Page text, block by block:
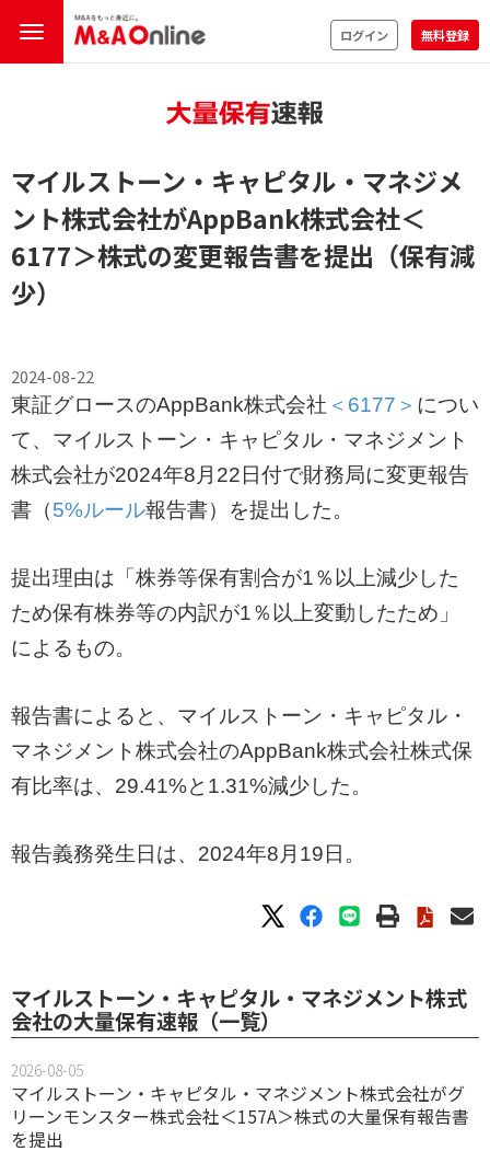
ログイン 無料登録
マイルストーン・キャピタル・マネジメ
ント株式会社がAppBank株式会社＜
6177＞株式の変更報告書を提出（保有減
少）
2024-08-22
東証グロースのAppBank株式会社 ＜6177＞ につい
て、マイルストーン・キャピタル・マネジメント
株式会社が2024年8月22日付で財務局に変更報告
書（5%ルール報告書）を提出した。
提出理由は「株券等保有割合が1％以上減少した
ため保有株券等の内訳が1％以上変動したため」
によるもの。
報告書によると、マイルストーン・キャピタル・
マネジメント株式会社のAppBank株式会社株式保
有比率は、29.41%と1.31%減少した。
報告義務発生日は、2024年8月19日。
マイルストーン・キャピタル・マネジメント株式
会社の大量保有速報（一覧）
2026-08-05
マイルストーン・キャピタル・マネジメント株式会社がグ
リーンモンスター株式会社＜157A＞株式の大量保有報告書
を提出